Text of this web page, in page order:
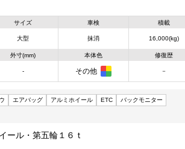
サイズ
大型
車検
抹消
積載
16,000(kg)
外寸(mm)
-
本体色
その他
修復歴
－
エアバッグ アルミホイール ETC バックモニター
ール・第五輪１６ｔ